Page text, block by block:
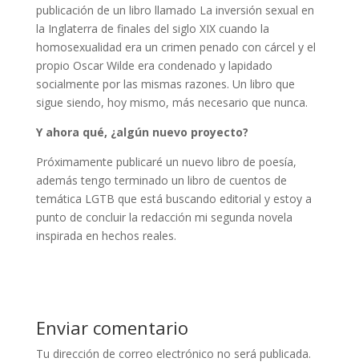
publicación de un libro llamado La inversión sexual en
la Inglaterra de finales del siglo XIX cuando la
homosexualidad era un crimen penado con cárcel y el
propio Oscar Wilde era condenado y lapidado
socialmente por las mismas razones. Un libro que
sigue siendo, hoy mismo, más necesario que nunca.
Y ahora qué, ¿algún nuevo proyecto?
Próximamente publicaré un nuevo libro de poesía,
además tengo terminado un libro de cuentos de
temática LGTB que está buscando editorial y estoy a
punto de concluir la redacción mi segunda novela
inspirada en hechos reales.
Enviar comentario
Tu dirección de correo electrónico no será publicada.